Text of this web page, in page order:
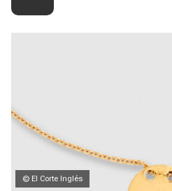
© El Corte Inglés